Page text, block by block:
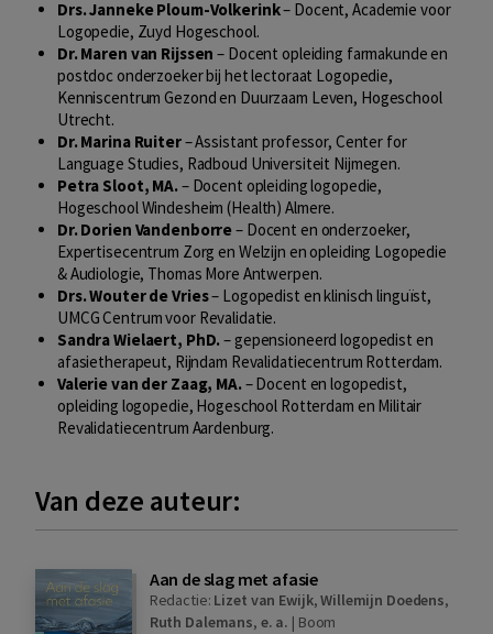
Drs. Janneke Ploum-Volkerink– Docent, Academie voor
Logopedie, Zuyd Hogeschool.
Dr. Maren van Rijssen – Docent opleiding farmakunde en
postdoc onderzoeker bij het lectoraat Logopedie,
Kenniscentrum Gezond en Duurzaam Leven, Hogeschool
Utrecht.
Dr. Marina Ruiter– Assistant professor, Center for
Language Studies, Radboud Universiteit Nijmegen.
Petra Sloot, MA.– Docent opleiding logopedie,
Hogeschool Windesheim (Health) Almere.
Dr. Dorien Vandenborre– Docent en onderzoeker,
Expertisecentrum Zorg en Welzijn en opleiding Logopedie
& Audiologie, Thomas More Antwerpen.
Drs. Wouter de Vries– Logopedist en klinisch linguïst,
UMCG Centrum voor Revalidatie.
Sandra Wielaert, PhD.– gepensioneerd logopedist en
afasietherapeut, Rijndam Revalidatiecentrum Rotterdam.
Valerie van der Zaag, MA.– Docent en logopedist,
opleiding logopedie, Hogeschool Rotterdam en Militair
Revalidatiecentrum Aardenburg.
Van deze auteur:
Aan de slag met afasie
Redactie: Lizet van Ewijk,Willemijn Doedens,
Ruth Dalemans, e. a. | Boom